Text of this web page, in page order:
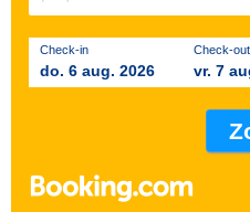
Check-in
do. 6 aug. 2026
Check-out
vr. 7